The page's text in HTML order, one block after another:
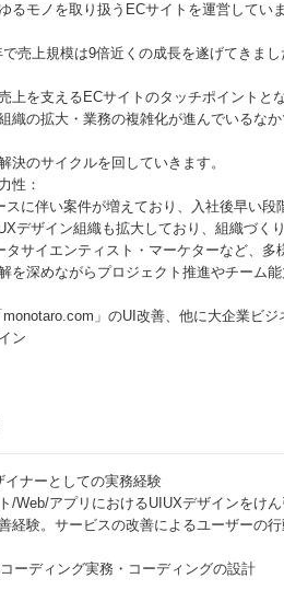
るモノを取り扱うECサイトを運営してい
売上規模は9倍近くの成長を遂げてきま
上を支えるECサイトのタッチポイントと
織の拡大・業務の複雑化が進んでいるな
決のサイクルを回していきます。
性：
に伴い案件が増えており、入社後早い段
デザイン組織も拡大しており、組織づく
タサイエンティスト・マーケターなど、
を深めながらプロジェクト推進やチーム
monotaro.com」のUI改善、他に大企業ビ
ン
イナーとしての実務経験
/Web/アプリにおけるUIUXデザインをけ
経験。サービスの改善によるユーザーの
ーディング実務・コーディングの設計